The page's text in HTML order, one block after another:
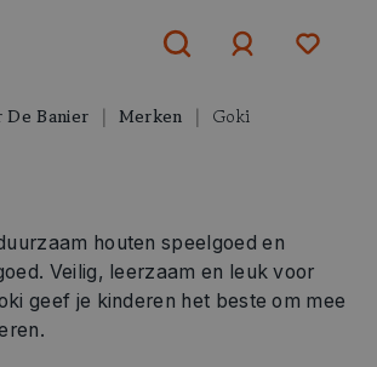
De Banier Merken Goki
houten speelgoed en
Veilig, leerzaam en leuk voor
geef je kinderen het beste om mee